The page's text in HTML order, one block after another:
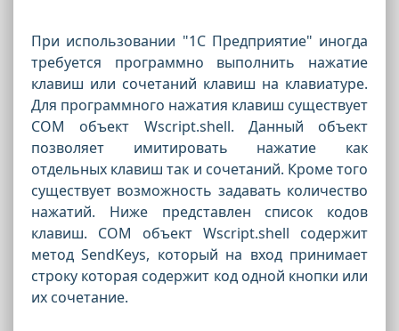
При использовании "1С Предприятие" иногда
требуется программно выполнить нажатие
клавиш или сочетаний клавиш на клавиатуре.
Для программного нажатия клавиш существует
COM объект Wscript.shell. Данный объект
позволяет имитировать нажатие как
отдельных клавиш так и сочетаний. Кроме того
существует возможность задавать количество
нажатий. Ниже представлен список кодов
клавиш. COM объект Wscript.shell содержит
метод SendKeys, который на вход принимает
строку которая содержит код одной кнопки или
их сочетание.